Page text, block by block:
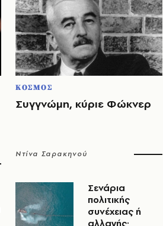
ΚΟΣΜΟΣ
Συγγνώμη, κύριε Φώκνερ
Ντίνα Σαρακηνού
Σενάρια
πολιτικής
συνέχειας ή
αλλαγής;